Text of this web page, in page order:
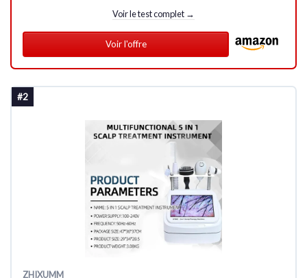
Voir le test complet →
Voir l'offre
#2
‎ZHIXUMM